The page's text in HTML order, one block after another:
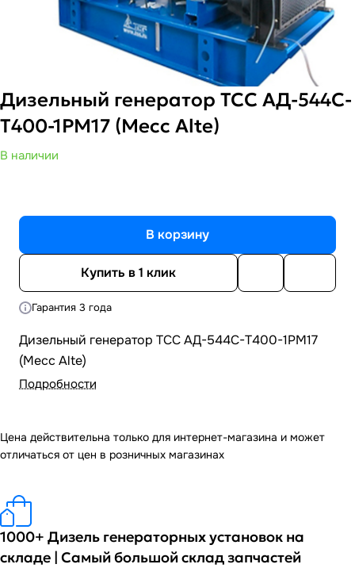
Дизельный генератор ТСС АД-544С-
Т400-1РМ17 (Mecc Alte)
В наличии
В корзину
Купить в 1 клик
Гарантия 3 года
Дизельный генератор ТСС АД-544С-Т400-1РМ17
(Mecc Alte)
Подробности
Цена действительна только для интернет-магазина и может
отличаться от цен в розничных магазинах
1000+ Дизель генераторных установок на
складе | Самый большой склад запчастей